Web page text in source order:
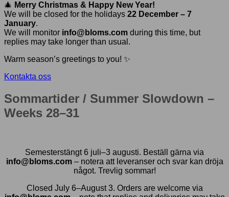
🎄 Merry Christmas & Happy New Year!
We will be closed for the holidays 22 December – 7
January.
We will monitor info@bloms.com during this time, but
replies may take longer than usual.
Warm season’s greetings to you! ✨
Kontakta oss
Sommartider / Summer Slowdown –
Weeks 28–31
Semesterstängt 6 juli–3 augusti. Beställ gärna via
info@bloms.com– notera att leveranser och svar kan dröja
något. Trevlig sommar!
Closed July 6–August 3. Orders are welcome via